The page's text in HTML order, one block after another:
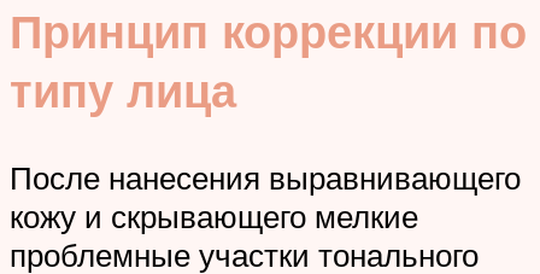
Принцип коррекции по
типу лица
После нанесения выравнивающего
кожу и скрывающего мелкие
проблемные участки тонального